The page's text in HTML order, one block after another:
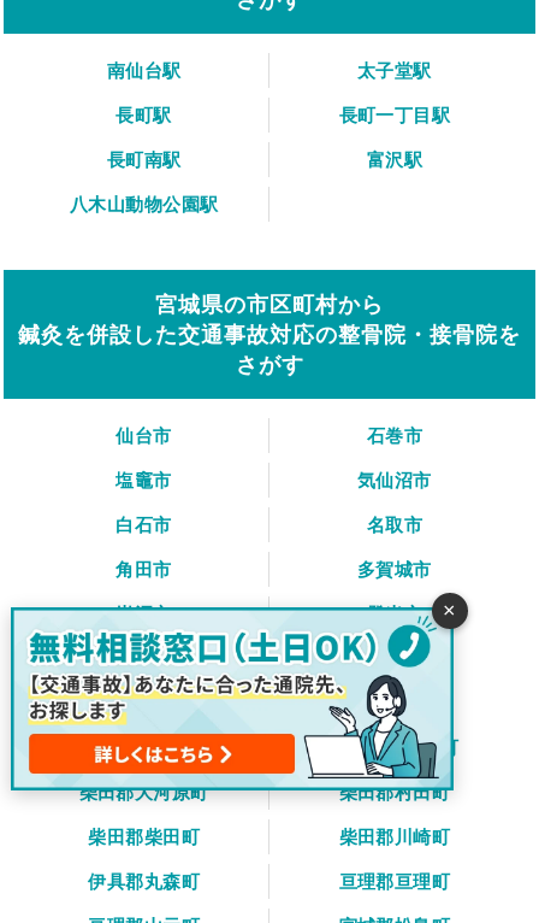
南仙台駅
太子堂駅
長町駅
長町一丁目駅
長町南駅
富沢駅
八木山動物公園駅
宮城県の市区町村から
鍼灸を併設した交通事故対応の整骨院・接骨院を
さがす
仙台市
石巻市
塩竈市
気仙沼市
白石市
名取市
角田市
多賀城市
岩沼市
登米市
栗原市
東松島市
大崎市
富谷市
刈田郡蔵王町
刈田郡七ヶ宿町
柴田郡大河原町
柴田郡村田町
柴田郡柴田町
柴田郡川崎町
伊具郡丸森町
亘理郡亘理町
×